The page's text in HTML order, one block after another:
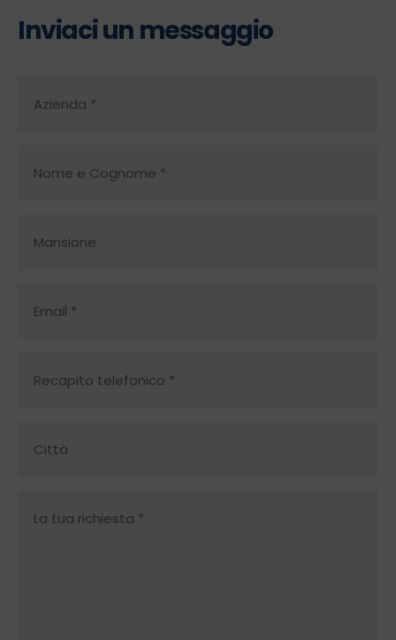
Inviaci un messaggio